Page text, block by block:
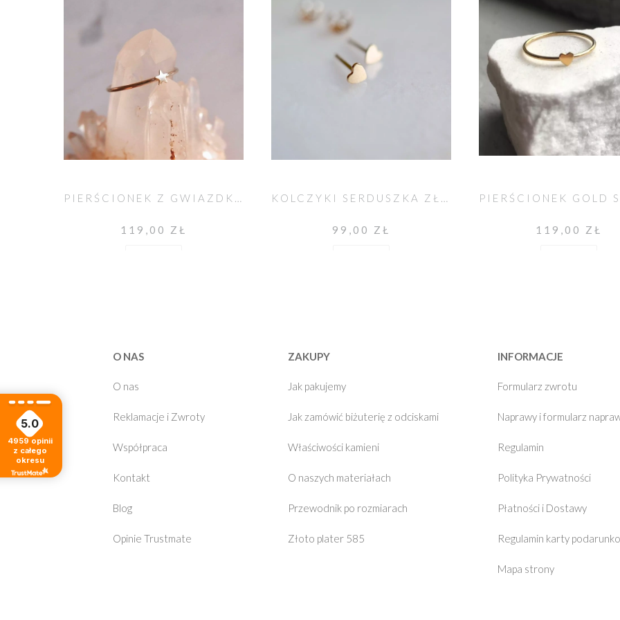
PIERŚCIONEK Z GWIAZDKĄ SLIM
119,00 ZŁ
KOLCZYKI SERDUSZKA ZŁOTE
99,00 ZŁ 119,00 ZŁ
O NAS
O nas
Reklamacje i Zwroty
Współpraca
Kontakt
Blog
Opinie Trustmate
ZAKUPY
Jak pakujemy
Jak zamówić biżuterię z odciskami
Właściwości kamieni
O naszych materiałach
Przewodnik po rozmiarach
Złoto plater 585
INFORMACJE
Formularz zwrotu
Naprawy i formularz
Regulamin
Polityka Prywatności
Płatności i Dostawy
Regulamin karty
Mapa strony
5.0
4959 opinii
z całego
okresu